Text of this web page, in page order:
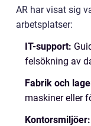
AR har visat sig
arbetsplatser:
IT-support:
felsökning av
Fabrik och
maskiner eller
Kontorsmiljöer: